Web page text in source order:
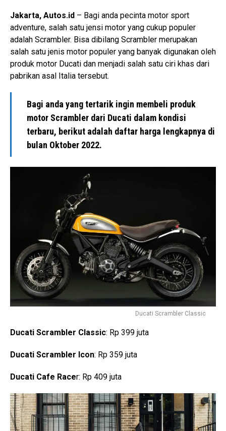
Jakarta, Autos.id – Bagi anda pecinta motor sport
adventure, salah satu jensi motor yang cukup populer
adalah Scrambler. Bisa dibilang Scrambler merupakan
salah satu jenis motor populer yang banyak digunakan oleh
produk motor Ducati dan menjadi salah satu ciri khas dari
pabrikan asal Italia tersebut.
Bagi anda yang tertarik ingin membeli produk
motor Scrambler dari Ducati dalam kondisi
terbaru, berikut adalah daftar harga lengkapnya di
bulan Oktober 2022.
Ducati Scrambler Classic
Ducati Scrambler Classic: Rp 399 juta
Ducati Scrambler Icon: Rp 359 juta
Ducati Cafe Racer: Rp 409 juta